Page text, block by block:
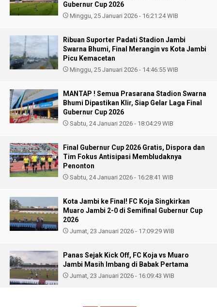
Gubernur Cup 2026
Minggu, 25 Januari 2026 - 16:21:24 WIB
Ribuan Suporter Padati Stadion Jambi
Swarna Bhumi, Final Merangin vs Kota Jambi
Picu Kemacetan
Minggu, 25 Januari 2026 - 14:46:55 WIB
MANTAP ! Semua Prasarana Stadion Swarna
Bhumi Dipastikan Klir, Siap Gelar Laga Final
Gubernur Cup 2026
Sabtu, 24 Januari 2026 - 18:04:29 WIB
Final Gubernur Cup 2026 Gratis, Dispora dan
Tim Fokus Antisipasi Membludaknya
Penonton
Sabtu, 24 Januari 2026 - 16:28:41 WIB
Kota Jambi ke Final! FC Koja Singkirkan
Muaro Jambi 2-0 di Semifinal Gubernur Cup
2026
Jumat, 23 Januari 2026 - 17:09:29 WIB
Panas Sejak Kick Off, FC Koja vs Muaro
Jambi Masih Imbang di Babak Pertama
Jumat, 23 Januari 2026 - 16:09:43 WIB